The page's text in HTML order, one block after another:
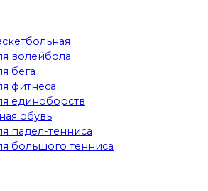
волейбола
бега
фитнеса
единоборств
обувь
падел-тенниса
большого тенниса